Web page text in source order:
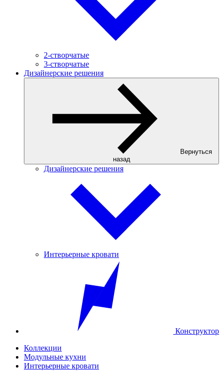
2-створчатые
3-створчатые
Дизайнерские решения
Вернуться
назад
Дизайнерские решения
Интерьерные кровати
Конструктор
Коллекции
Модульные кухни
Интерьерные кровати